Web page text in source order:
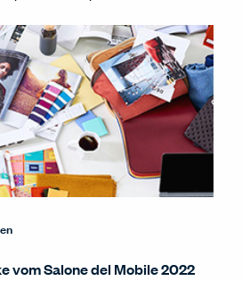
vom Salone del Mobile 2022